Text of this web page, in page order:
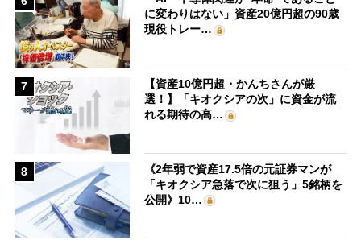
に変わりはない」資産20億円超の90歳
現役トレー…
7
【資産10億円超・かんちさんが厳
選！】「キオクシアの次」に資金が流
れる期待の高…
8
《2年弱で資産17.5倍の元証券マンが
「キオクシア急落で次に狙う」5銘柄を
公開》10…